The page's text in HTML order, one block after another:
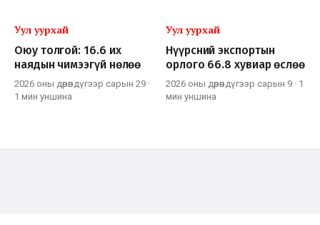
Уул уурхай
Оюу толгой: 16.6 их
наядын чимээгүй нөлөө
2026 оны дөрөвдүгээр сарын 29 ·
1 мин уншина
Уул уурхай
Нүүрсний экспортын
орлого 66.8 хувиар өслөө
2026 оны дөрөвдүгээр сарын 9 · 1
мин уншина